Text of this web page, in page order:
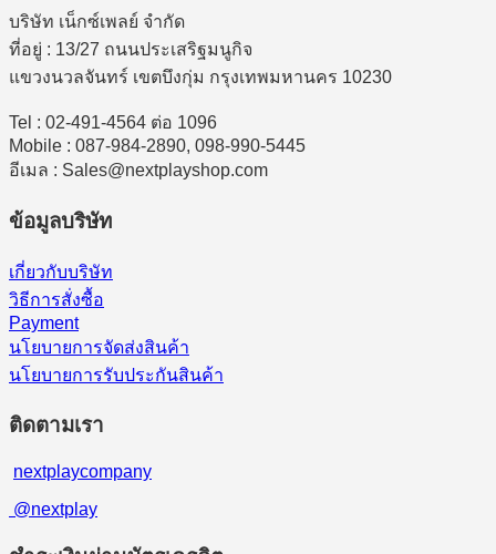
บริษัท เน็กซ์เพลย์ จำกัด
ที่อยู่ : 13/27 ถนนประเสริฐมนูกิจ
แขวงนวลจันทร์ เขตบึงกุ่ม กรุงเทพมหานคร 10230
Tel : 02-491-4564 ต่อ 1096
Mobile : 087-984-2890, 098-990-5445
อีเมล : Sales@nextplayshop.com
ข้อมูลบริษัท
เกี่ยวกับบริษัท
วิธีการสั่งซื้อ
Payment
นโยบายการจัดส่งสินค้า
นโยบายการรับประกันสินค้า
ติดตามเรา
nextplaycompany
@nextplay